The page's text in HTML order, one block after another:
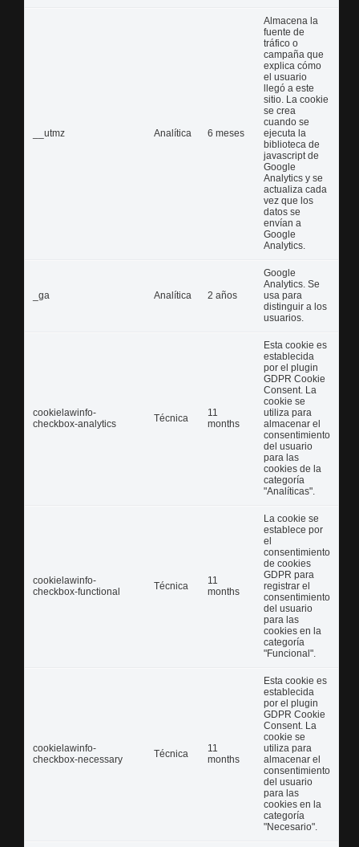
__utmz Analítica 6 meses
Almacena la
fuente de
tráfico o
campaña que
explica cómo
el usuario
llegó a este
sitio. La cookie
se crea
cuando se
ejecuta la
biblioteca de
javascript de
Google
Analytics y se
actualiza cada
vez que los
datos se
envían a
Google
Analytics.
_ga Analítica 2 años
Google
Analytics. Se
usa para
distinguir a los
usuarios.
cookielawinfo-
checkbox-analytics
Técnica
11
months
Esta cookie es
establecida
por el plugin
GDPR Cookie
Consent. La
cookie se
utiliza para
almacenar el
consentimiento
del usuario
para las
cookies de la
categoría
"Analíticas".
cookielawinfo-
checkbox-functional
Técnica
11
months
La cookie se
establece por
el
consentimiento
de cookies
GDPR para
registrar el
consentimiento
del usuario
para las
cookies en la
categoría
"Funcional".
cookielawinfo-
checkbox-necessary
Técnica
11
months
Esta cookie es
establecida
por el plugin
GDPR Cookie
Consent. La
cookie se
utiliza para
almacenar el
consentimiento
del usuario
para las
cookies en la
categoría
"Necesario".